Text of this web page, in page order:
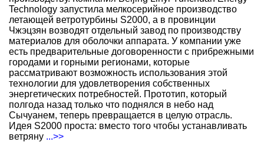
Technology запустила мелкосерийное производство
летающей ветротурбины S2000, а в провинции
Чжэцзян возводят отдельный завод по производству
материалов для оболочки аппарата. У компании уже
есть предварительные договоренности с прибрежными
городами и горными регионами, которые
рассматривают возможность использования этой
технологии для удовлетворения собственных
энергетических потребностей. Прототип, который
полгода назад только что поднялся в небо над
Сычуанем, теперь превращается в целую отрасль.
Идея S2000 проста: вместо того чтобы устанавливать
ветряну ...>>